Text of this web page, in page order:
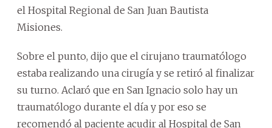
el Hospital Regional de San Juan Bautista
Misiones.
Sobre el punto, dijo que el cirujano traumatólogo
estaba realizando una cirugía y se retiró al finalizar
su turno. Aclaró que en San Ignacio solo hay un
traumatólogo durante el día y por eso se
recomendó al paciente acudir al Hospital de San